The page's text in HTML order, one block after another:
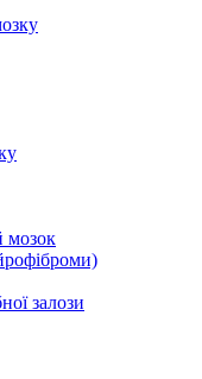
мозок
залози